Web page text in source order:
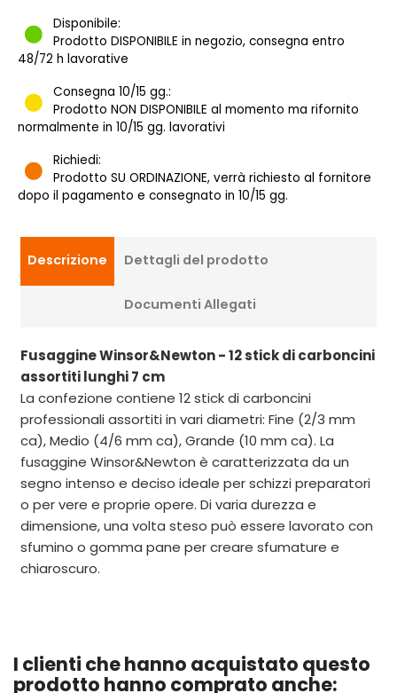
Disponibile:
Prodotto DISPONIBILE in negozio, consegna entro
48/72 h lavorative
Consegna 10/15 gg.:
Prodotto NON DISPONIBILE al momento ma rifornito
normalmente in 10/15 gg. lavorativi
Richiedi:
Prodotto SU ORDINAZIONE, verrà richiesto al fornitore
dopo il pagamento e consegnato in 10/15 gg.
Descrizione Dettagli del prodotto
Documenti Allegati
Fusaggine Winsor&Newton - 12 stick di carboncini
assortiti lunghi 7 cm
La confezione contiene 12 stick di carboncini
professionali assortiti in vari diametri: Fine (2/3 mm
ca), Medio (4/6 mm ca), Grande (10 mm ca). La
fusaggine Winsor&Newton è caratterizzata da un
segno intenso e deciso ideale per schizzi preparatori
o per vere e proprie opere. Di varia durezza e
dimensione, una volta steso può essere lavorato con
sfumino o gomma pane per creare sfumature e
chiaroscuro.
I clienti che hanno acquistato questo
prodotto hanno comprato anche: